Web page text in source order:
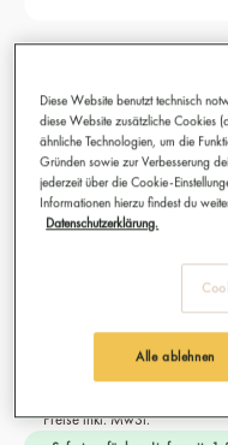
Fairtrade 3x
Bester Kaffee für
und Caffè Americano
Bestens geeignet für
Filterkaffee, French
Sorte: Arabica und
Intensität: 10/10
32,40 €(9.24% gespart)
Preise inkl. MwSt.
Diese Website benutzt technisch
diese Website zusätzliche Cookies
ähnliche Technologien, um die
Gründen sowie zur Verbesserung
jederzeit über die Cookie-
Informationen hierzu findest du
Datenschutzerklärung.
Alle ablehnen